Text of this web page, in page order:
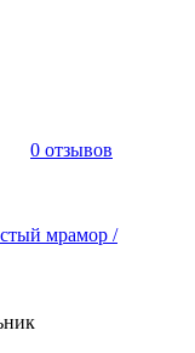
0 отзывов
мрамор /